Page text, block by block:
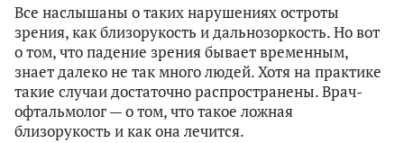
Все наслышаны о таких нарушениях остроты
зрения, как близорукость и дальнозоркость. Но вот
о том, что падение зрения бывает временным,
знает далеко не так много людей. Хотя на практике
такие случаи достаточно распространены. Врач-
офтальмолог — о том, что такое ложная
близорукость и как она лечится.